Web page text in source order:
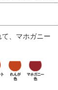
、マホガニー